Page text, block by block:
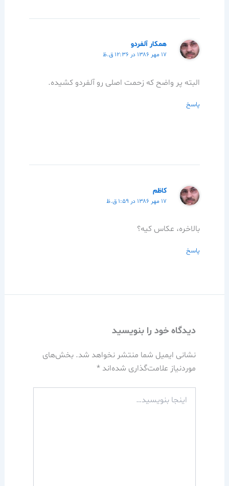
همکار آلفردو
۱۷ مهر ۱۳۸۶ در ۱۲:۳۶ ق.ظ
البته پر واضح که زحمت اصلی رو آلفردو کشیده.
پاسخ
كاظم
۱۷ مهر ۱۳۸۶ در ۱:۵۹ ق.ظ
بالاخره، عكاس كيه؟
پاسخ
دیدگاه‌ خود را بنویسید
نشانی ایمیل شما منتشر نخواهد شد. بخش‌های
موردنیاز علامت‌گذاری شده‌اند *
بنویسید…